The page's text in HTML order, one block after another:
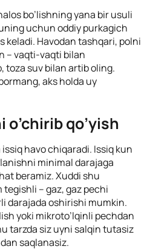
bo’lishning yana bir usuli
uchun oddiy purkagich
keladi. Havodan tashqari, polni
– vaqti-vaqti bilan
toza suv bilan artib oling.
aks holda uy
qo’yish
havo chiqaradi. Issiq kun
minimal darajaga
beramiz. Xuddi shu
– gaz, gaz pechi
darajada oshirishi mumkin.
yoki mikroto’lqinli pechdan
tarzda siz uyni salqin tutasiz
saqlanasiz.